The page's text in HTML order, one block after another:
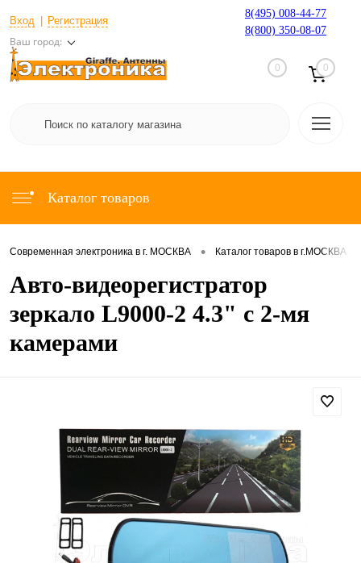
Вход Регистрация
Ваш город:
8(495) 008-44-77
8(800) 350-08-07
0 0
Каталог товаров
Современная электроника в г. МОСКВА • Каталог товаров в г.МОСКВА
Авто-видеорегистратор
зеркало L9000-2 4.3" с 2-мя
камерами